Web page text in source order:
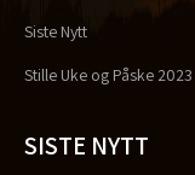
Siste Nytt
Stille Uke og Påske 2023
SISTE NYTT